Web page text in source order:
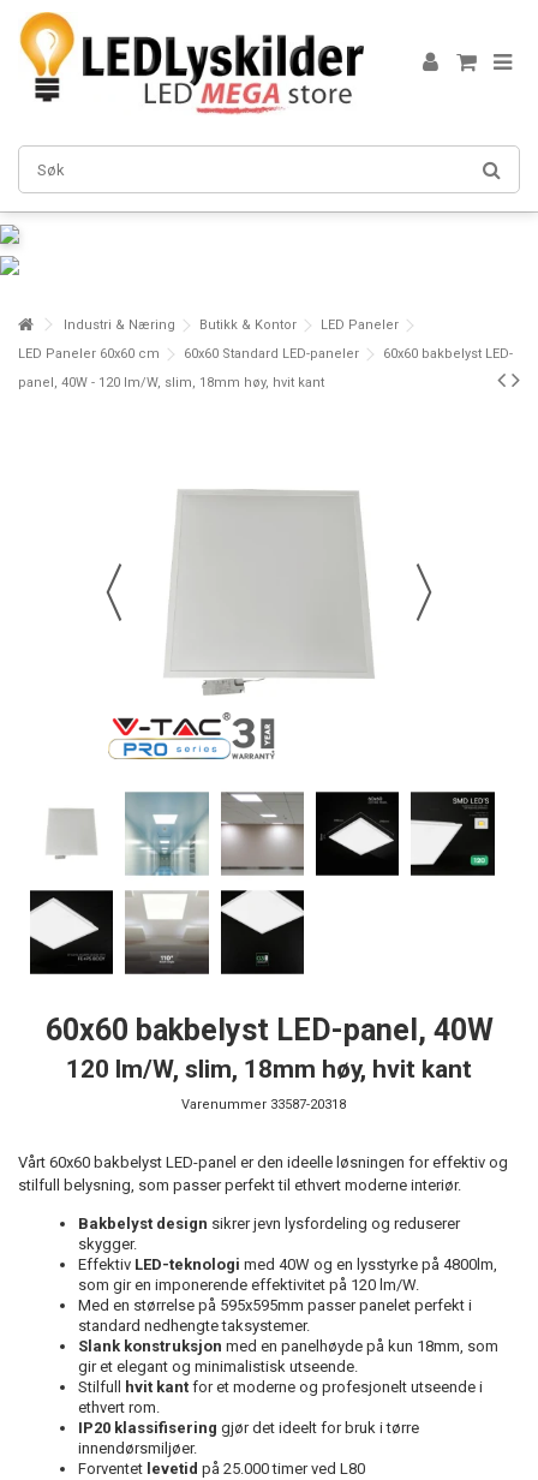
Industri & Næring Butikk & Kontor
LED Paneler
LED Paneler 60x60 cm
60x60 Standard LED-paneler
60x60 bakbelyst LED-
panel, 40W - 120 lm/W, slim, 18mm høy, hvit kant
60x60 bakbelyst LED-panel, 40W
120 lm/W, slim, 18mm høy, hvit kant
Varenummer 33587-20318
Vårt 60x60 bakbelyst LED-panel er den ideelle løsningen for effektiv og
stilfull belysning, som passer perfekt til ethvert moderne interiør.
Bakbelyst design sikrer jevn lysfordeling og reduserer
skygger.
Effektiv LED-teknologi med 40W og en lysstyrke på 4800lm,
som gir en imponerende effektivitet på 120 lm/W.
Med en størrelse på 595x595mm passer panelet perfekt i
standard nedhengte taksystemer.
Slank konstruksjon med en panelhøyde på kun 18mm, som
gir et elegant og minimalistisk utseende.
Stilfull
hvit kant for et moderne og profesjonelt utseende i
ethvert rom.
IP20 klassifisering gjør det ideelt for bruk i tørre
innendørsmiljøer.
Forventet levetid på 25.000 timer ved L80